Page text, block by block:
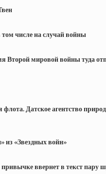
числе на случай войны
Второй мировой войны туда
Датское агентство
из «Звездных войн»
ввернет в текст пару